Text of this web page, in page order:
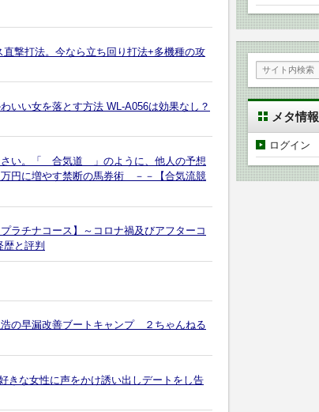
撃打法。今なら立ち回り打法+多機種の攻
い女を落とす方法 WL-A056は効果なし？
さい。「 合気道 」のように、他人の予想
円に増やす禁断の馬券術 －－【合気流競
ラチナコース】～コロナ禍及びアフターコ
と評判
の早漏改善ブートキャンプ ２ちゃんねる
きな女性に声をかけ誘い出しデートをし告
メタ情報
ログイン